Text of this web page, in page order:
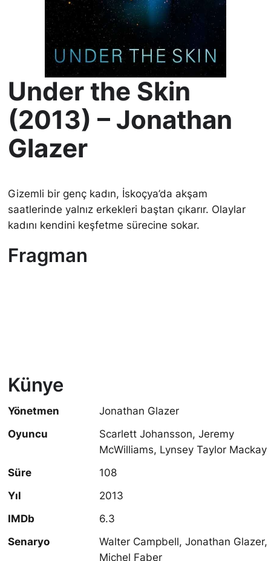
Under the Skin
(2013) – Jonathan
Glazer
Gizemli bir genç kadın, İskoçya’da akşam
saatlerinde yalnız erkekleri baştan çıkarır. Olaylar
kadını kendini keşfetme sürecine sokar.
Fragman
Künye
Yönetmen
Jonathan Glazer
Oyuncu
Scarlett Johansson, Jeremy
McWilliams, Lynsey Taylor Mackay
Süre
108
Yıl
2013
IMDb
6.3
Senaryo
Walter Campbell, Jonathan Glazer,
Michel Faber